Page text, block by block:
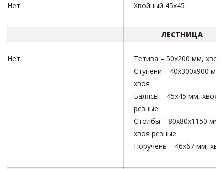
Нет Хвойный 45х45
ЛЕСТНИЦА
Нет
Тетива – 50х200 мм, хвоя
Ступени – 40х300х900 мм,
хвоя
Балясы – 45х45 мм, хвоя
резные
Столбы – 80х80х1150 мм,
хвоя резные
Поручень – 46х67 мм,